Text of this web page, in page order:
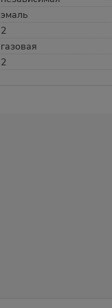
эмаль
2
газовая
2